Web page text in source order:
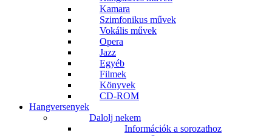
Kamara
Szimfonikus művek
Vokális művek
Opera
Jazz
Egyéb
Filmek
Könyvek
CD-ROM
Hangversenyek
Dalolj nekem
Információk a sorozathoz